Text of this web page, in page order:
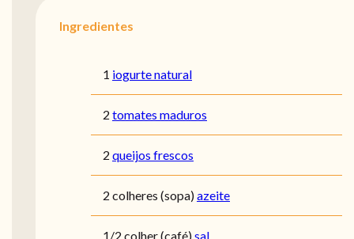
Ingredientes
1 iogurte natural
2 tomates maduros
2 queijos frescos
2 colheres (sopa)azeite
1/2 colher (café)sal